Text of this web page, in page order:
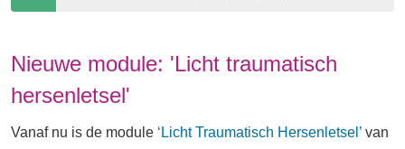
Nieuwe module: 'Licht traumatisch
hersenletsel'
Vanaf nu is de module ‘Licht Traumatisch Hersenletsel’ van